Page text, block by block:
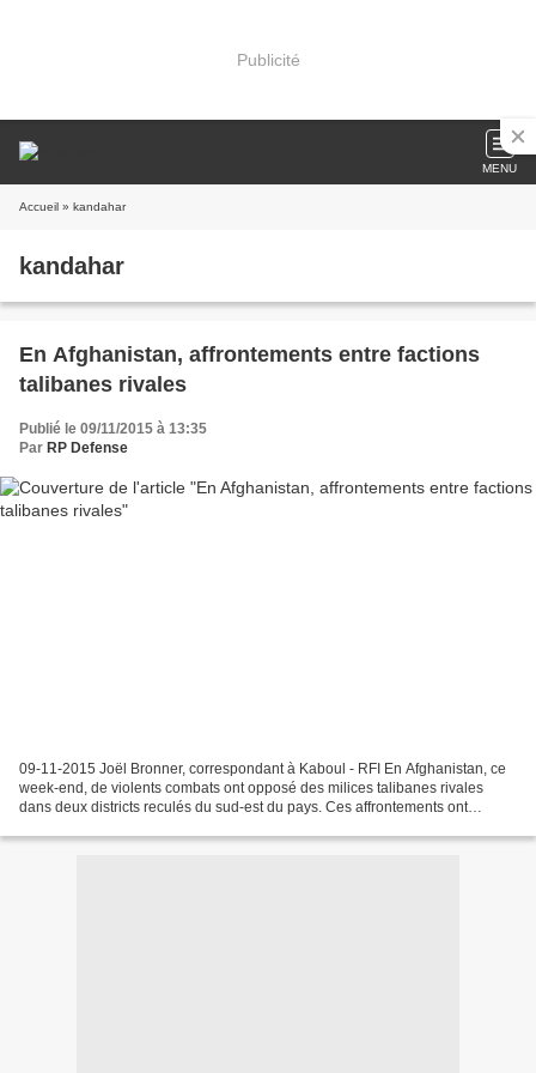
Publicité
MENU
Accueil » kandahar
kandahar
En Afghanistan, affrontements entre factions
talibanes rivales
Publié le 09/11/2015 à 13:35
Par RP Defense
09-11-2015 Joël Bronner, correspondant à Kaboul - RFI En Afghanistan, ce
week-end, de violents combats ont opposé des milices talibanes rivales
dans deux districts reculés du sud-est du pays. Ces affrontements ont